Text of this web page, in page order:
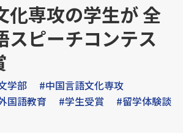
化専攻の学生が 全
スピーチコンテス
学部
#中国言語文化専攻
国語教育
#学生受賞 #留学体験談